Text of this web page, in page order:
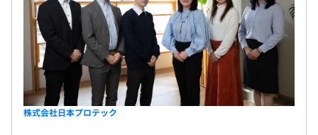
エンジニア96％（2025年11月時点）で構成されていま
す。
内訳：設計・開発6割、保守・運用4割
株式会社日本プロテック